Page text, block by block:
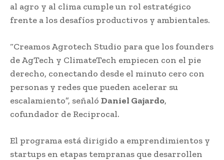
al agro y al clima cumple un rol estratégico
frente a los desafíos productivos y ambientales.
“Creamos Agrotech Studio para que los founders
de AgTech y ClimateTech empiecen con el pie
derecho, conectando desde el minuto cero con
personas y redes que pueden acelerar su
escalamiento”, señaló Daniel Gajardo,
cofundador de Reciprocal.
El programa está dirigido a emprendimientos y
startups en etapas tempranas que desarrollen